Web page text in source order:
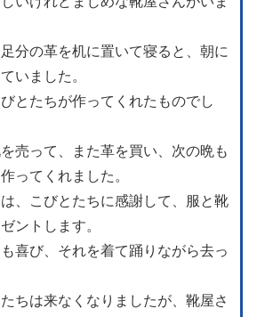
分の革を机に置いて寝ると、朝に
いました。
とたちが作ってくれたものでし
売って、また革を買い、次の晩も
ってくれました。
、こびとたちに感謝して、服と靴
ントします。
喜び、それを着て踊りながら去っ
ちは来なくなりましたが、靴屋さ